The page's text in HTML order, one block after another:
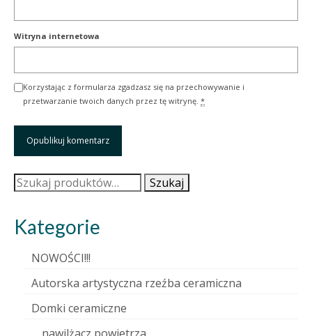
Witryna internetowa
Korzystając z formularza zgadzasz się na przechowywanie i
przetwarzanie twoich danych przez tę witrynę. *
Szukaj: Szukaj
Kategorie
NOWOŚCI!!!
Autorska artystyczna rzeźba ceramiczna
Domki ceramiczne